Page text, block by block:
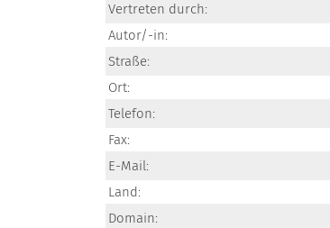
Vertreten durch:
Autor/-in:
Straße:
Ort:
Telefon:
Fax:
E-Mail:
Land:
Domain: